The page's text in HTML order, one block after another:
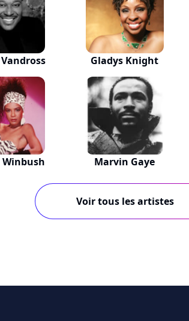
Gladys Knight
Marvin Gaye
Voir tous les artistes